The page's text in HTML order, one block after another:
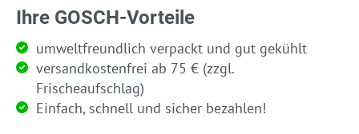
Ihre GOSCH-Vorteile
umweltfreundlich verpackt und gut gekühlt
versandkostenfrei ab 75 € (zzgl.
Frischeaufschlag)
Einfach, schnell und sicher bezahlen!